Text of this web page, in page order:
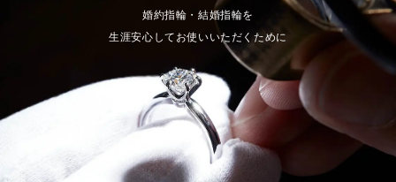
婚約指輪・結婚指輪を
生涯安心してお使いいただくために